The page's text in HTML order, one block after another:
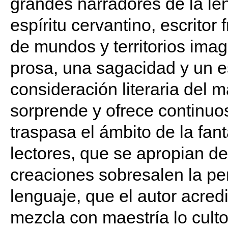
espíritu cervantino, escritor
de mundos y territorios
prosa, una sagacidad y un
consideración literaria del
sorprende y ofrece
traspasa el ámbito de la
lectores, que se apropian
creaciones sobresalen la
lenguaje, que el autor
mezcla con maestría lo